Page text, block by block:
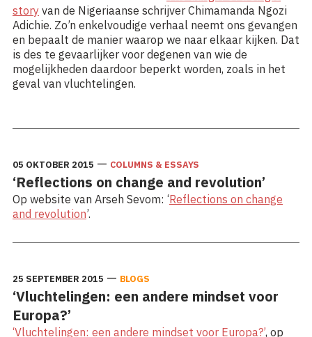
storyvan de Nigeriaanse schrijver Chimamanda Ngozi
Adichie. Zo’n enkelvoudige verhaal neemt ons gevangen
en bepaalt de manier waarop we naar elkaar kijken. Dat
is des te gevaarlijker voor degenen van wie de
mogelijkheden daardoor beperkt worden, zoals in het
geval van vluchtelingen.
05 OKTOBER 2015 — COLUMNS & ESSAYS
‘Reflections on change and revolution’
Op website van Arseh Sevom: ‘Reflections on change
and revolution’.
25 SEPTEMBER 2015 — BLOGS
‘Vluchtelingen: een andere mindset voor
Europa?’
‘Vluchtelingen: een andere mindset voor Europa?’, op